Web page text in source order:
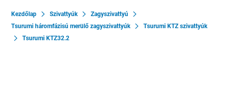
Kezdőlap Szivattyúk
Zagyszivattyú
Tsurumi háromfázisú merülő zagyszivattyúk
Tsurumi KTZ szivattyúk
Tsurumi KTZ32.2